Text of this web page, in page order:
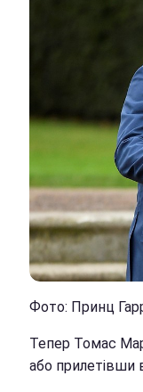
Фото: Принц
Тепер Томас
або прилетівши